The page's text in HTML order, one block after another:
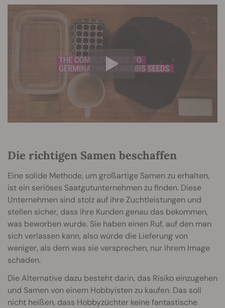
Die richtigen Samen beschaffen
Eine solide Methode, um großartige Samen zu erhalten,
ist ein seriöses Saatgutunternehmen zu finden. Diese
Unternehmen sind stolz auf ihre Zuchtleistungen und
stellen sicher, dass ihre Kunden genau das bekommen,
was beworben wurde. Sie haben einen Ruf, auf den man
sich verlassen kann, also würde die Lieferung von
weniger, als dem was sie versprechen, nur ihrem Image
schaden.
Die Alternative dazu besteht darin, das Risiko einzugehen
und Samen von einem Hobbyisten zu kaufen. Das soll
nicht heißen, dass Hobbyzüchter keine fantastische